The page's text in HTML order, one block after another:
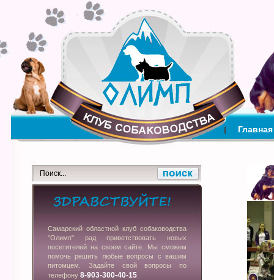
Главная
Самарский областной клуб собаководства
"Олимп" рад приветствовать новых
посетителей на своем сайте. Мы сможем
помочь решить любые вопросы с вашим
питомцем. Задайте свой вопросы по
телефону 8-903-300-40-15